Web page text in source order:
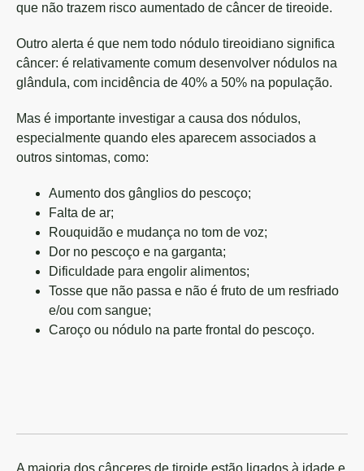
que não trazem risco aumentado de câncer de tireoide.
Outro alerta é que nem todo nódulo tireoidiano significa
câncer: é relativamente comum desenvolver nódulos na
glândula, com incidência de 40% a 50% na população.
Mas é importante investigar a causa dos nódulos,
especialmente quando eles aparecem associados a
outros sintomas, como:
Aumento dos gânglios do pescoço;
Falta de ar;
Rouquidão e mudança no tom de voz;
Dor no pescoço e na garganta;
Dificuldade para engolir alimentos;
Tosse que não passa e não é fruto de um resfriado
e/ou com sangue;
Caroço ou nódulo na parte frontal do pescoço.
A maioria dos cânceres de tiroide estão ligados à idade e